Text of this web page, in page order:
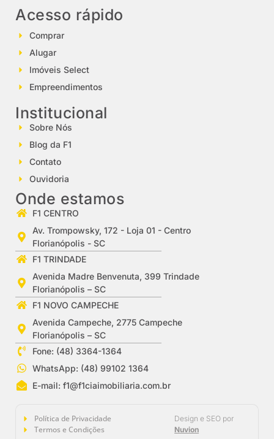
Acesso rápido
Comprar
Alugar
Imóveis Select
Empreendimentos
Institucional
Sobre Nós
Blog da F1
Contato
Ouvidoria
Onde estamos
F1 CENTRO
Av. Trompowsky, 172 - Loja 01 - Centro
Florianópolis - SC
F1 TRINDADE
Avenida Madre Benvenuta, 399 Trindade
Florianópolis – SC
F1 NOVO CAMPECHE
Avenida Campeche, 2775 Campeche
Florianópolis – SC
Fone: (48) 3364-1364
WhatsApp: (48) 99102 1364
E-mail:f1@f1ciaimobiliaria.com.br
Política de Privacidade
Termos e Condições
Design e SEO por
Nuvion